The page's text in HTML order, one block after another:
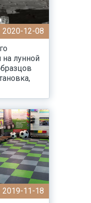
2020-12-08
на лунной
2019-11-18